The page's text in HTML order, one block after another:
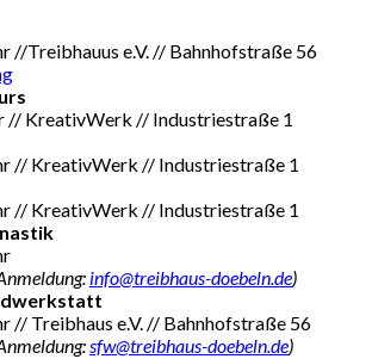
//Treibhauus e.V. // Bahnhofstraße 56
// KreativWerk // Industriestraße 1
// KreativWerk // Industriestraße 1
// KreativWerk // Industriestraße 1
info@treibhaus-doebeln.de)
// Treibhaus e.V. // Bahnhofstraße 56
sfw@treibhaus-doebeln.de)